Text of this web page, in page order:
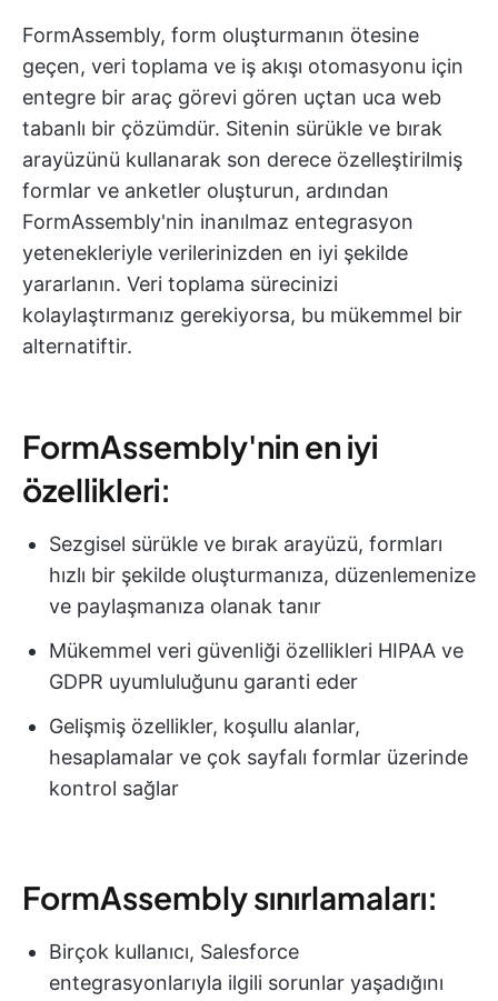
FormAssembly, form oluşturmanın ötesine
geçen, veri toplama ve iş akışı otomasyonu için
entegre bir araç görevi gören uçtan uca web
tabanlı bir çözümdür. Sitenin sürükle ve bırak
arayüzünü kullanarak son derece özelleştirilmiş
formlar ve anketler oluşturun, ardından
FormAssembly'nin inanılmaz entegrasyon
yetenekleriyle verilerinizden en iyi şekilde
yararlanın. Veri toplama sürecinizi
kolaylaştırmanız gerekiyorsa, bu mükemmel bir
alternatiftir.
FormAssembly'nin en iyi
özellikleri:
Sezgisel sürükle ve bırak arayüzü, formları
hızlı bir şekilde oluşturmanıza, düzenlemenize
ve paylaşmanıza olanak tanır
Mükemmel veri güvenliği özellikleri HIPAA ve
GDPR uyumluluğunu garanti eder
Gelişmiş özellikler, koşullu alanlar,
hesaplamalar ve çok sayfalı formlar üzerinde
kontrol sağlar
FormAssembly sınırlamaları:
Birçok kullanıcı, Salesforce
entegrasyonlarıyla ilgili sorunlar yaşadığını